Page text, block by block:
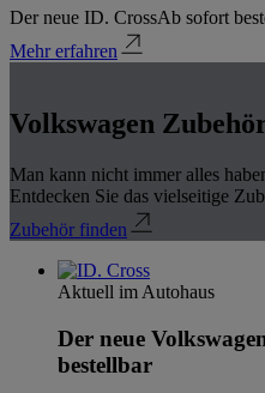
Der neue ID. CrossAb sofort
Mehr erfahren
Volkswagen
Man kann nicht immer alles
Entdecken Sie das vielseitige
Zubehör finden
Aktuell im Autohaus
Der neue
bestellbar